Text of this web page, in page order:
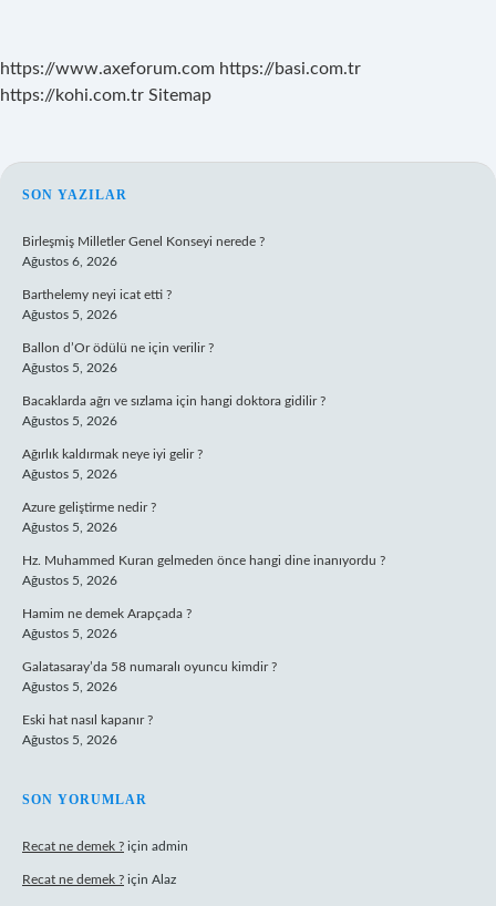
https://www.axeforum.com https://basi.com.tr
https://kohi.com.tr Sitemap
SIDEBAR
SON YAZILAR
Birleşmiş Milletler Genel Konseyi nerede ?
Ağustos 6, 2026
Barthelemy neyi icat etti ?
Ağustos 5, 2026
Ballon d’Or ödülü ne için verilir ?
Ağustos 5, 2026
Bacaklarda ağrı ve sızlama için hangi doktora gidilir ?
Ağustos 5, 2026
Ağırlık kaldırmak neye iyi gelir ?
Ağustos 5, 2026
Azure geliştirme nedir ?
Ağustos 5, 2026
Hz. Muhammed Kuran gelmeden önce hangi dine inanıyordu ?
Ağustos 5, 2026
Hamim ne demek Arapçada ?
Ağustos 5, 2026
Galatasaray’da 58 numaralı oyuncu kimdir ?
Ağustos 5, 2026
Eski hat nasıl kapanır ?
Ağustos 5, 2026
SON YORUMLAR
Recat ne demek ? için admin
Recat ne demek ? için Alaz